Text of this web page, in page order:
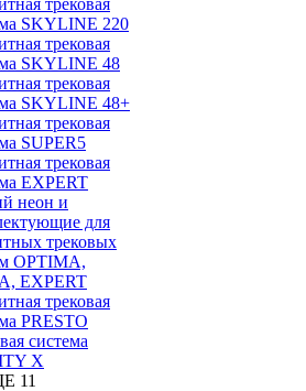
трековая
SKYLINE 220
трековая
SKYLINE 48
трековая
SKYLINE 48+
трековая
SUPER5
трековая
EXPERT
неон и
для
трековых
OPTIMA,
EXPERT
трековая
PRESTO
система
X
11